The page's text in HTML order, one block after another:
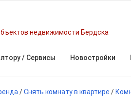
недвижимости Бердска
/ Сервисы Новостройки
/Снять комнату в квартире /